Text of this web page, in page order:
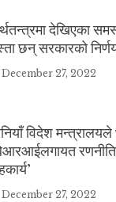
देखिएका
छन् सरकारको
December 27, 2022
विदेश मन्त्रालयले
December 27, 2022